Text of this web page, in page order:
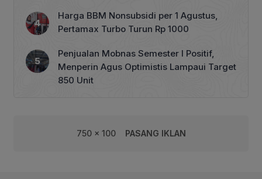
Harga BBM Nonsubsidi per 1 Agustus,
Pertamax Turbo Turun Rp 1000
Penjualan Mobnas Semester I Positif,
Menperin Agus Optimistis Lampaui Target
850 Unit
750 x 100 PASANG IKLAN